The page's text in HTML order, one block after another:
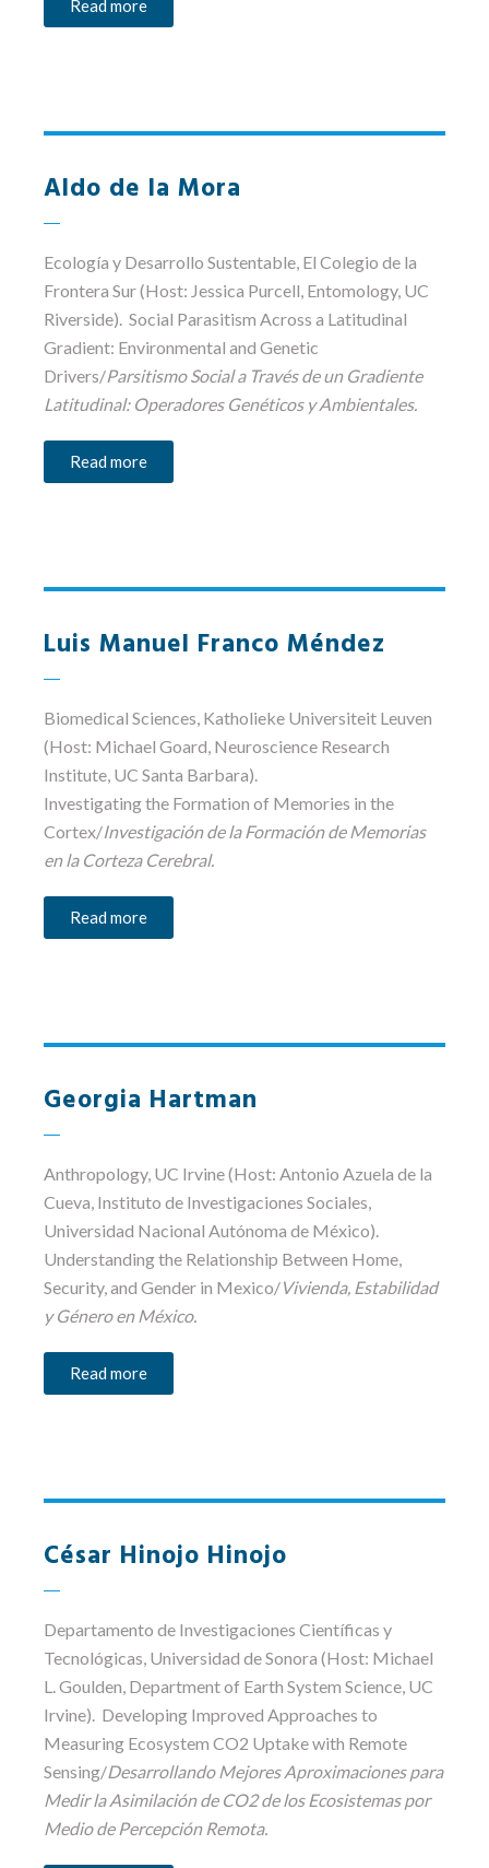
Read more
Aldo de la Mora
Ecología y Desarrollo Sustentable, El Colegio de la
Frontera Sur (Host: Jessica Purcell, Entomology, UC
Riverside). Social Parasitism Across a Latitudinal
Gradient: Environmental and Genetic
Drivers/Parsitismo Social a Través de un Gradiente
Latitudinal: Operadores Genéticos y Ambientales.
Read more
Luis Manuel Franco Méndez
Biomedical Sciences, Katholieke Universiteit Leuven
(Host: Michael Goard, Neuroscience Research
Institute, UC Santa Barbara).
Investigating the Formation of Memories in the
Cortex/Investigación de la Formación de Memorias
en la Corteza Cerebral.
Read more
Georgia Hartman
Anthropology, UC Irvine (Host: Antonio Azuela de la
Cueva, Instituto de Investigaciones Sociales,
Universidad Nacional Autónoma de México).
Understanding the Relationship Between Home,
Security, and Gender in Mexico/Vivienda, Estabilidad
y Género en México.
Read more
César Hinojo Hinojo
Departamento de Investigaciones Científicas y
Tecnológicas, Universidad de Sonora (Host: Michael
L. Goulden, Department of Earth System Science, UC
Irvine). Developing Improved Approaches to
Measuring Ecosystem CO2 Uptake with Remote
Sensing/Desarrollando Mejores Aproximaciones para
Medir la Asimilación de CO2 de los Ecosistemas por
Medio de Percepción Remota.